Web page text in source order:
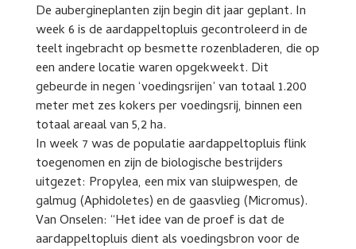
De aubergineplanten zijn begin dit jaar geplant. In
week 6 is de aardappeltopluis gecontroleerd in de
teelt ingebracht op besmette rozenbladeren, die op
een andere locatie waren opgekweekt. Dit
gebeurde in negen ‘voedingsrijen’ van totaal 1.200
meter met zes kokers per voedingsrij, binnen een
totaal areaal van 5,2 ha.
In week 7 was de populatie aardappeltopluis flink
toegenomen en zijn de biologische bestrijders
uitgezet: Propylea, een mix van sluipwespen, de
galmug (Aphidoletes) en de gaasvlieg (Micromus).
Van Onselen: “Het idee van de proef is dat de
aardappeltopluis dient als voedingsbron voor de